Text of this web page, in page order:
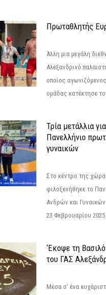
Πρωταθλητής
Άλλη μια μεγάλη
Αλεξανδρινό
οποίος
ομάδας κατέκτησε
Τρία μετάλλια
Πανελλήνιο
γυναικών
Στο κέντρο της
φιλοξενήθηκε το
Ανδρών και
23 Φεβρουαρίου
‘Εκοψε τη
του ΓΑΣ
Μέσα σ' ένα